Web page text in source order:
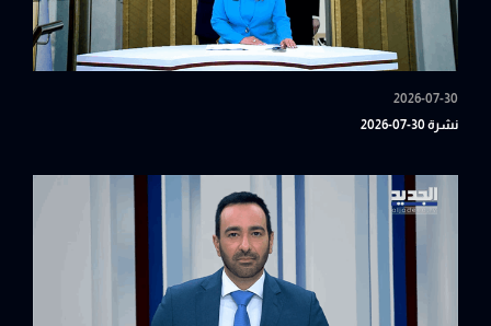
2026-07-30
نشرة 30-07-2026